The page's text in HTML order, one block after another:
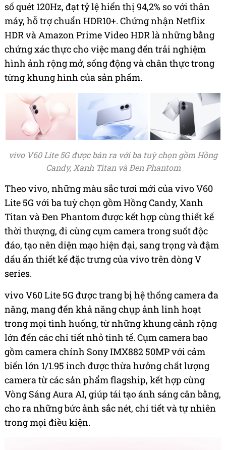
số quét 120Hz, đạt tỷ lệ hiển thị 94,2% so với thân
máy, hỗ trợ chuẩn HDR10+. Chứng nhận Netflix
HDR và Amazon Prime Video HDR là những bằng
chứng xác thực cho việc mang đến trải nghiệm
hình ảnh rộng mở, sống động và chân thực trong
từng khung hình của sản phẩm.
vivo V60 Lite 5G được bán ra với ba tuỳ chọn gồm Hồng
Candy, Xanh Titan và Đen Phantom
Theo vivo, những màu sắc tươi mới của vivo V60
Lite 5G với ba tuỳ chọn gồm Hồng Candy, Xanh
Titan và Đen Phantom được kết hợp cùng thiết kế
thời thượng, đi cùng cụm camera trong suốt độc
đáo, tạo nên diện mạo hiện đại, sang trọng và đậm
dấu ấn thiết kế đặc trưng của vivo trên dòng V
series.
vivo V60 Lite 5G được trang bị hệ thống camera đa
năng, mang đến khả năng chụp ảnh linh hoạt
trong mọi tình huống, từ những khung cảnh rộng
lớn đến các chi tiết nhỏ tinh tế. Cụm camera bao
gồm camera chính Sony IMX882 50MP với cảm
biến lớn 1/1.95 inch được thừa hưởng chất lượng
camera từ các sản phẩm flagship, kết hợp cùng
Vòng Sáng Aura AI, giúp tái tạo ánh sáng cân bằng,
cho ra những bức ảnh sắc nét, chi tiết và tự nhiên
trong mọi điều kiện.